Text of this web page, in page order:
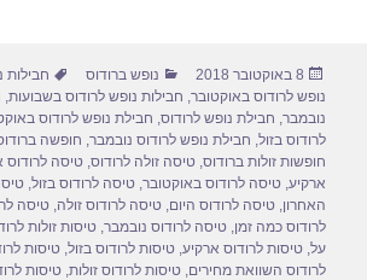
e
b
o
o
k
o
d
o
n
e
פורסם
בתאריך
8 באוקטובר 2018 קטגוריות
נופש ברודוס תגיות
חבילות
נופש לרודוס באוקטובר, חבילות נופש לרודוס בשבועות,
נובמבר, חבילת נופש לרודוס, חבילת נופש לרודוס
לרודוס בזול, חבילת נופש לרודוס נובמבר, חופשה
חופשות זולות ברודוס,טיסה זולה לרודוס,טיסה לרודוס
ארקיע,טיסה לרודוס באוקטובר,טיסה לרודוס בזול,
האחרון,טיסה לרודוס היום,טיסה לרודוס זולה,טיסה
לרודוס כמה זמן,טיסה לרודוס נובמבר,טיסות זולות
על,טיסות לרודוס ארקיע,טיסות לרודוס בזול,טיסות
לרודוס השוואת מחירים,טיסות לרודוס זולות,טיסות